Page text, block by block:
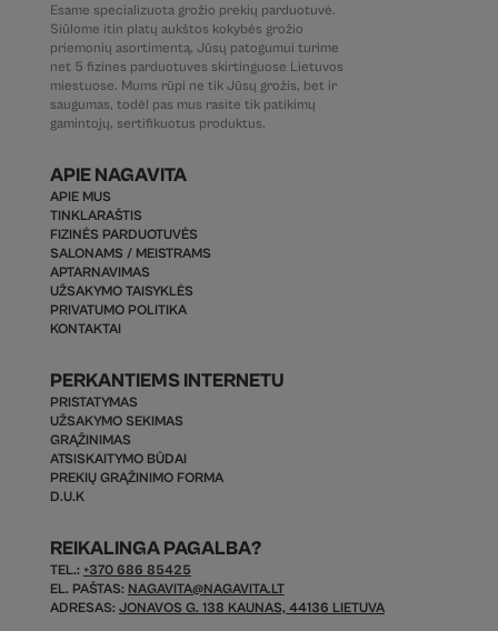
Esame specializuota grožio prekių parduotuvė.
Siūlome itin platų aukštos kokybės grožio
priemonių asortimentą. Jūsų patogumui turime
net 5 fizines parduotuves skirtinguose Lietuvos
miestuose. Mums rūpi ne tik Jūsų grožis, bet ir
saugumas, todėl pas mus rasite tik patikimų
gamintojų, sertifikuotus produktus.
APIE NAGAVITA
APIE MUS
TINKLARAŠTIS
FIZINĖS PARDUOTUVĖS
SALONAMS / MEISTRAMS
APTARNAVIMAS
UŽSAKYMO TAISYKLĖS
PRIVATUMO POLITIKA
KONTAKTAI
PERKANTIEMS INTERNETU
PRISTATYMAS
UŽSAKYMO SEKIMAS
GRĄŽINIMAS
ATSISKAITYMO BŪDAI
PREKIŲ GRĄŽINIMO FORMA
D.U.K
REIKALINGA PAGALBA?
TEL.: +370 686 85425
EL. PAŠTAS: NAGAVITA@NAGAVITA.LT
ADRESAS: JONAVOS G. 138 KAUNAS, 44136 LIETUVA